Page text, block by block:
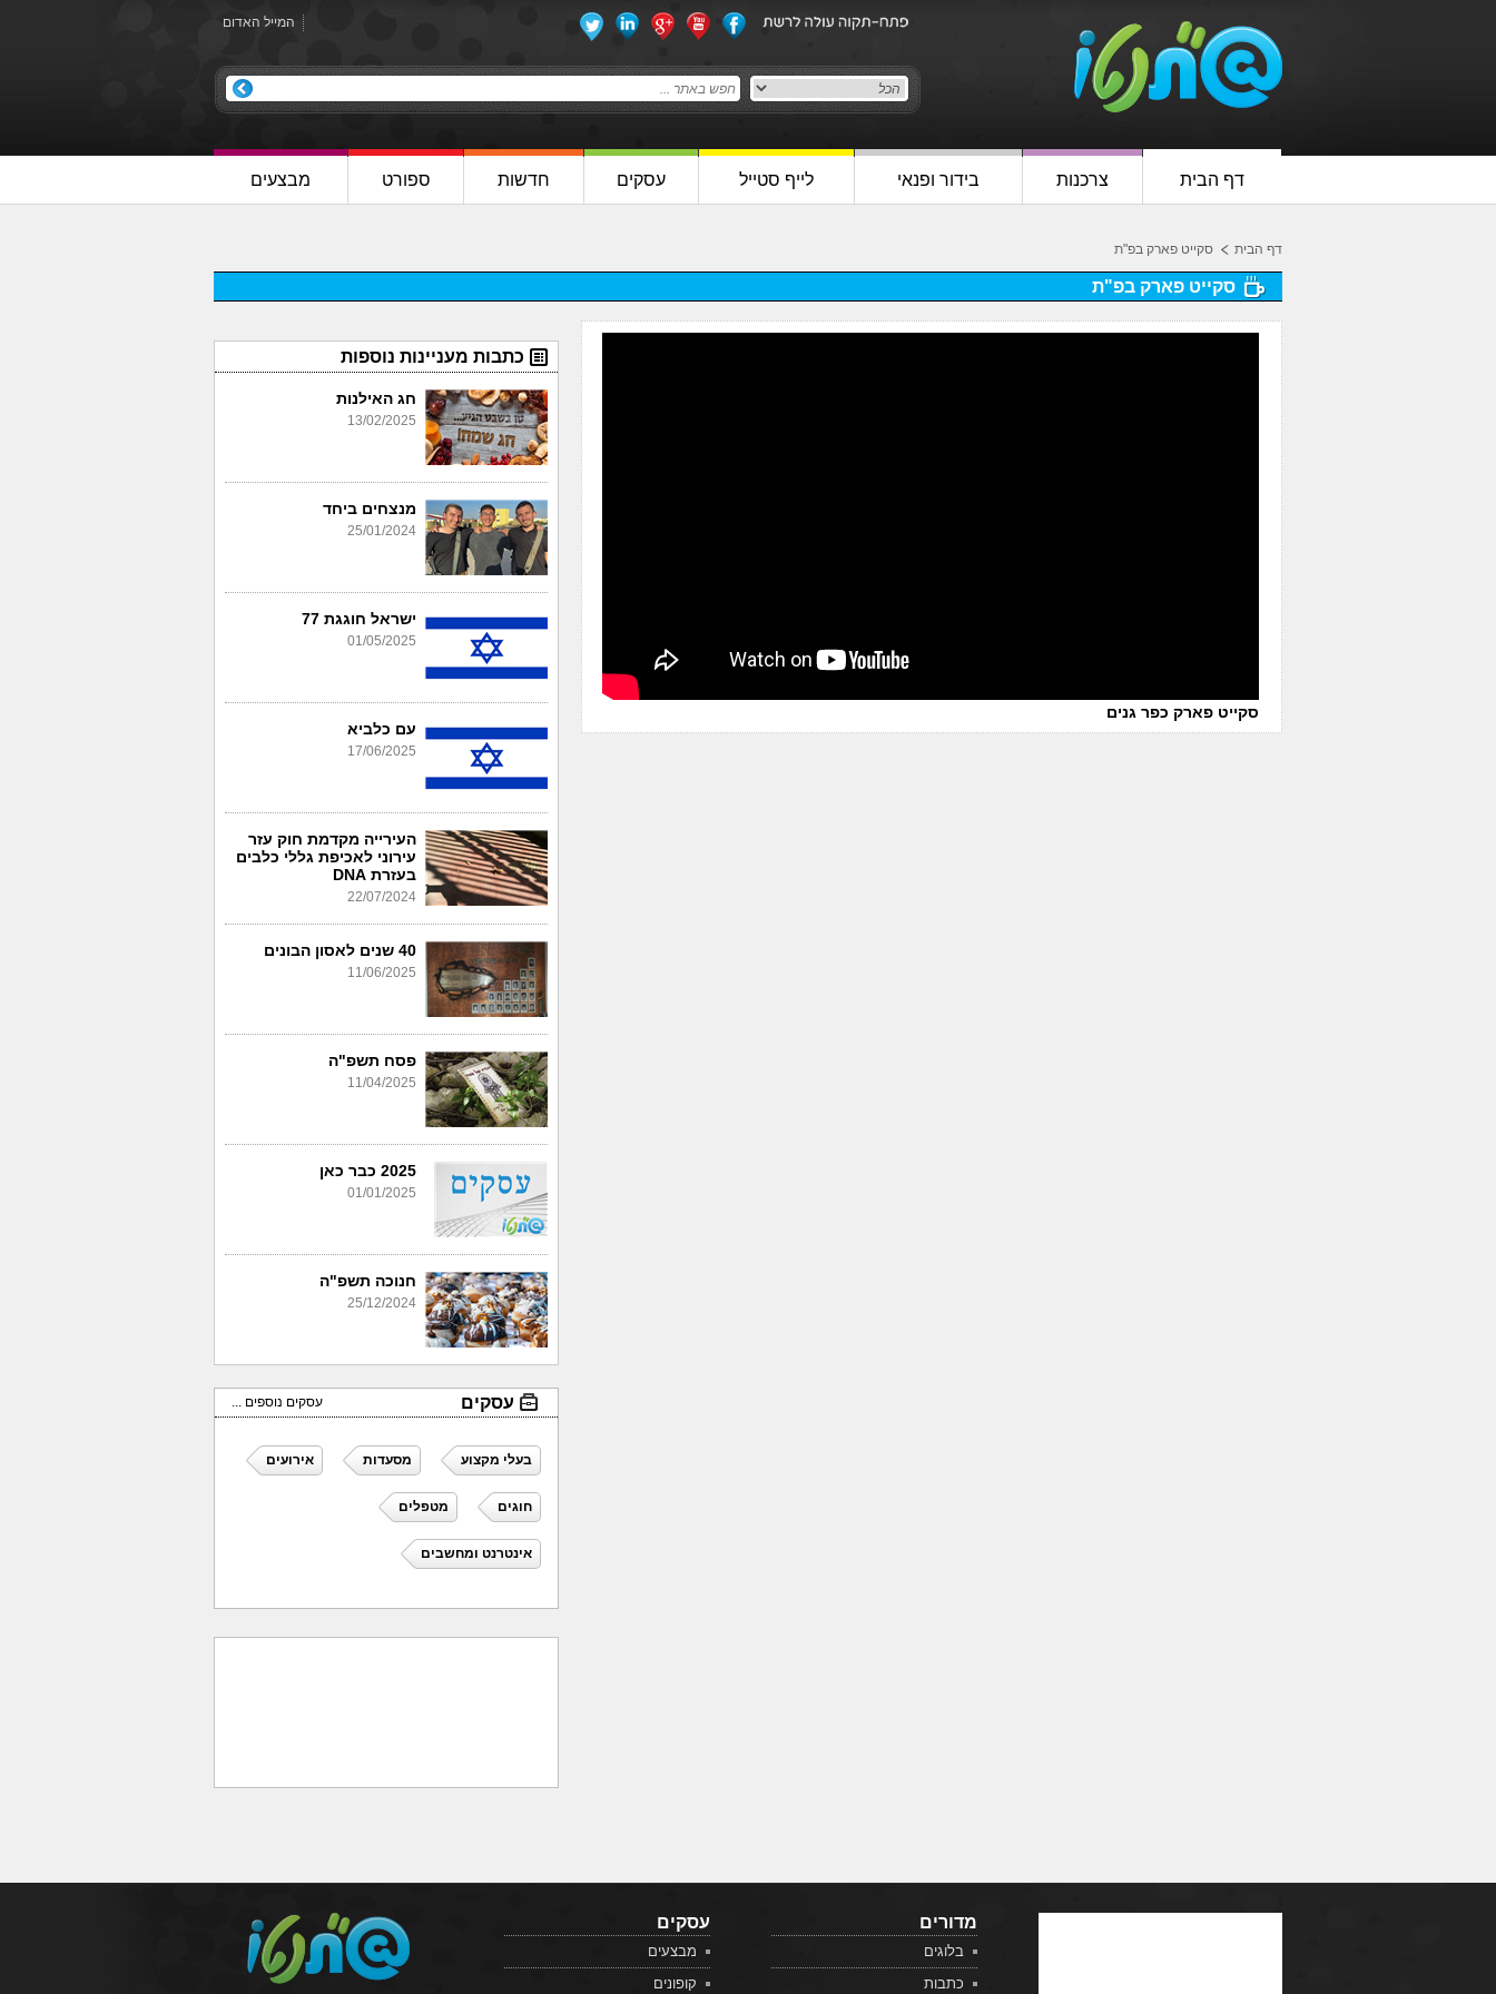
המייל האדום
דף הבית צרכנות בידור ופנאי לייף סטייל עסקים חדשות ספורט מבצעים
דף הבית סקייט פארק בפ"ת
סקייט פארק בפ"ת
סקייט פארק כפר גנים
כתבות מעניינות נוספות
חג האילנות
13/02/2025
מנצחים ביחד
25/01/2024
ישראל חוגגת 77
01/05/2025
עם כלביא
17/06/2025
העירייה מקדמת חוק עזר
עירוני לאכיפת גללי כלבים
בעזרת DNA
22/07/2024
40 שנים לאסון הבונים
11/06/2025
פסח תשפ"ה
11/04/2025
2025 כבר כאן
01/01/2025
חנוכה תשפ"ה
25/12/2024
עסקים עסקים נוספים ...
בעלי מקצוע מסעדות אירועים
חוגים מטפלים
אינטרנט ומחשבים
מדורים
בלוגים
כתבות
עסקים
מבצעים
קופונים